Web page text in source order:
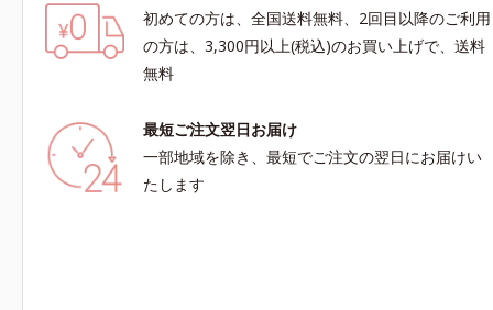
初めての方は、全国送料無料、2回目以降のご利用
の方は、3,300円以上(税込)のお買い上げで、送料
無料
最短ご注文翌日お届け
一部地域を除き、最短でご注文の翌日にお届けい
たします